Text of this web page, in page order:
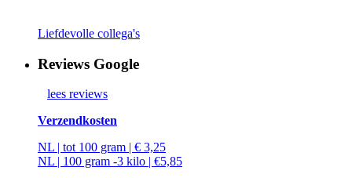
Liefdevolle collega's
Reviews Google
lees reviews
Verzendkosten
NL | tot 100 gram | € 3,25
NL | 100 gram -3 kilo | €5,85